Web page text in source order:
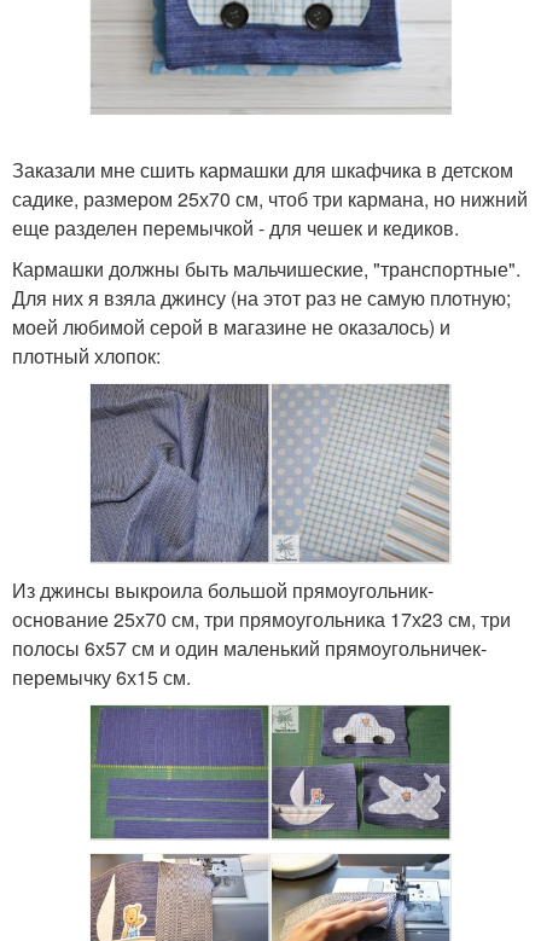
Заказали мне сшить кармашки для шкафчика в детском
садике, размером 25х70 см, чтоб три кармана, но нижний
еще разделен перемычкой - для чешек и кедиков.
Кармашки должны быть мальчишеские, "транспортные".
Для них я взяла джинсу (на этот раз не самую плотную;
моей любимой серой в магазине не оказалось) и
плотный хлопок:
Из джинсы выкроила большой прямоугольник-
основание 25х70 см, три прямоугольника 17х23 см, три
полосы 6х57 см и один маленький прямоугольничек-
перемычку 6х15 см.